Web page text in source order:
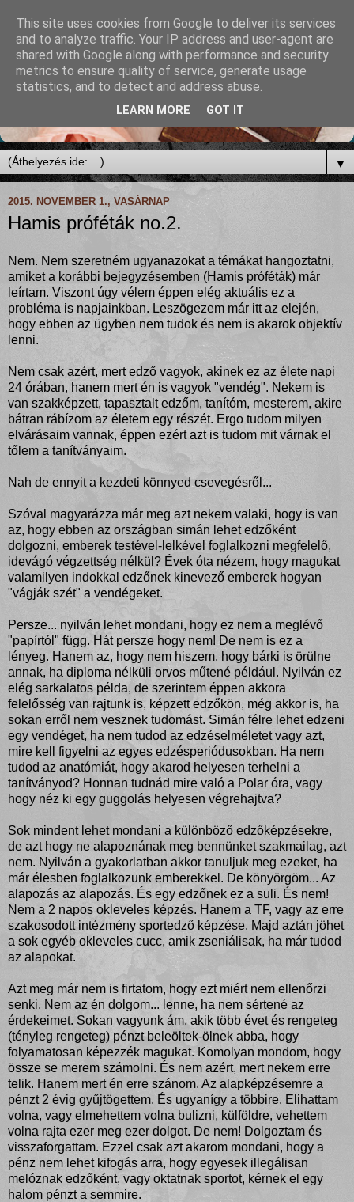
▼
2015. NOVEMBER 1., VASÁRNAP
Hamis próféták no.2.
Nem. Nem szeretném ugyanazokat a témákat hangoztatni,
amiket a korábbi bejegyzésemben (Hamis próféták) már
leírtam. Viszont úgy vélem éppen elég aktuális ez a
probléma is napjainkban. Leszögezem már itt az elején,
hogy ebben az ügyben nem tudok és nem is akarok objektív
lenni.
Nem csak azért, mert edző vagyok, akinek ez az élete napi
24 órában, hanem mert én is vagyok "vendég". Nekem is
van szakképzett, tapasztalt edzőm, tanítóm, mesterem, akire
bátran rábízom az életem egy részét. Ergo tudom milyen
elvárásaim vannak, éppen ezért azt is tudom mit várnak el
tőlem a tanítványaim.
Nah de ennyit a kezdeti könnyed csevegésről...
Szóval magyarázza már meg azt nekem valaki, hogy is van
az, hogy ebben az országban simán lehet edzőként
dolgozni, emberek testével-lelkével foglalkozni megfelelő,
idevágó végzettség nélkül? Évek óta nézem, hogy magukat
valamilyen indokkal edzőnek kinevező emberek hogyan
"vágják szét" a vendégeket.
Persze... nyilván lehet mondani, hogy ez nem a meglévő
"papírtól" függ. Hát persze hogy nem! De nem is ez a
lényeg. Hanem az, hogy nem hiszem, hogy bárki is örülne
annak, ha diploma nélküli orvos műtené például. Nyilván ez
elég sarkalatos példa, de szerintem éppen akkora
felelősség van rajtunk is, képzett edzőkön, még akkor is, ha
sokan erről nem vesznek tudomást. Simán félre lehet edzeni
egy vendéget, ha nem tudod az edzéselméletet vagy azt,
mire kell figyelni az egyes edzésperiódusokban. Ha nem
tudod az anatómiát, hogy akarod helyesen terhelni a
tanítványod? Honnan tudnád mire való a Polar óra, vagy
hogy néz ki egy guggolás helyesen végrehajtva?
Sok mindent lehet mondani a különböző edzőképzésekre,
de azt hogy ne alapoznának meg bennünket szakmailag, azt
nem. Nyilván a gyakorlatban akkor tanuljuk meg ezeket, ha
már élesben foglalkozunk emberekkel. De könyörgöm... Az
alapozás az alapozás. És egy edzőnek ez a suli. És nem!
Nem a 2 napos okleveles képzés. Hanem a TF, vagy az erre
szakosodott intézmény sportedző képzése. Majd aztán jöhet
a sok egyéb okleveles cucc, amik zseniálisak, ha már tudod
az alapokat.
Azt meg már nem is firtatom, hogy ezt miért nem ellenőrzi
senki. Nem az én dolgom... lenne, ha nem sértené az
érdekeimet. Sokan vagyunk ám, akik több évet és rengeteg
(tényleg rengeteg) pénzt beleöltek-ölnek abba, hogy
folyamatosan képezzék magukat. Komolyan mondom, hogy
össze se merem számolni. És nem azért, mert nekem erre
telik. Hanem mert én erre szánom. Az alapképzésemre a
pénzt 2 évig gyűjtögettem. És ugyanígy a többire. Elihattam
volna, vagy elmehettem volna bulizni, külföldre, vehettem
volna rajta ezer meg ezer dolgot. De nem! Dolgoztam és
visszaforgattam. Ezzel csak azt akarom mondani, hogy a
pénz nem lehet kifogás arra, hogy egyesek illegálisan
melóznak edzőként, vagy oktatnak sportot, kérnek el egy
halom pénzt a semmire.
This site uses cookies from Google to deliver its services
and to analyze traffic. Your IP address and user-agent are
shared with Google along with performance and security
metrics to ensure quality of service, generate usage
statistics, and to detect and address abuse.
LEARN MORE GOT IT